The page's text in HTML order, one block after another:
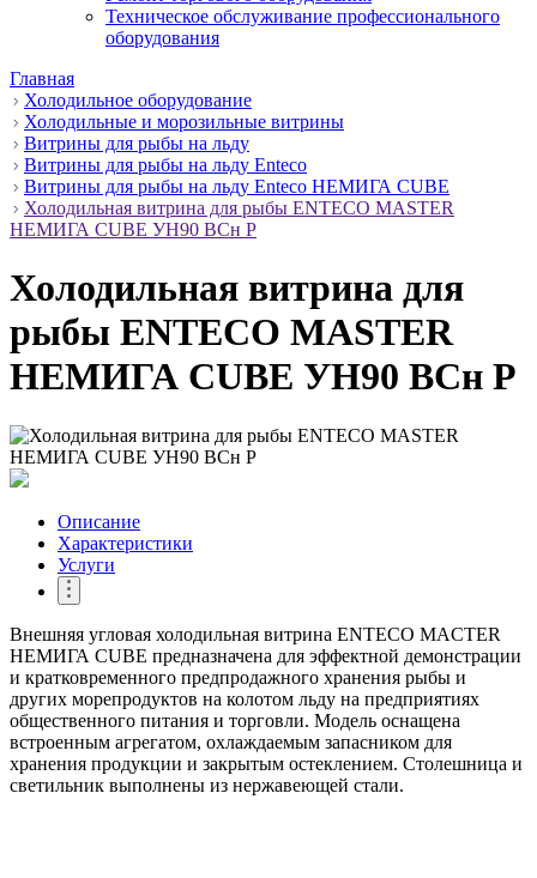
Техническое обслуживание профессионального
оборудования
Главная
Холодильное оборудование
Холодильные и морозильные витрины
Витрины для рыбы на льду
Витрины для рыбы на льду Enteco
Витрины для рыбы на льду Enteco НЕМИГА CUBE
Холодильная витрина для рыбы ENTECO MASTER
НЕМИГА CUBE УН90 ВСн Р
Холодильная витрина для
рыбы ENTECO MASTER
НЕМИГА CUBE УН90 ВСн Р
Описание
Характеристики
Услуги
Внешняя угловая холодильная витрина ENTECO MACTER
НЕМИГА CUBE предназначена для эффектной демонстрации
и кратковременного предпродажного хранения рыбы и
других морепродуктов на колотом льду на предприятиях
общественного питания и торговли. Модель оснащена
встроенным агрегатом, охлаждаемым запасником для
хранения продукции и закрытым остеклением. Столешница и
светильник выполнены из нержавеющей стали.